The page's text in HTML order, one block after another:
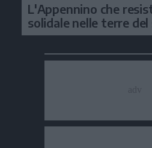
L'Appennino che
solidale nelle terre del